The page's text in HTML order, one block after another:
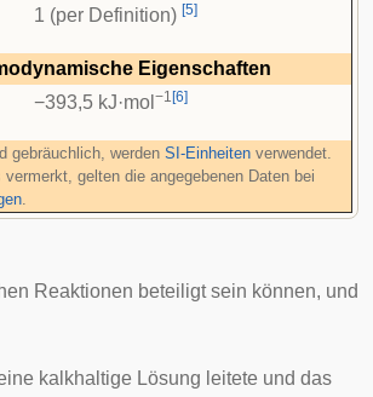
1 (per Definition) [5]
Eigenschaften
−393,5 kJ·mol −1 [6]
gebräuchlich, werden SI-Einheiten verwendet.
gelten die angegebenen Daten bei
.
Reaktionen beteiligt sein können, und
kalkhaltige Lösung leitete und das